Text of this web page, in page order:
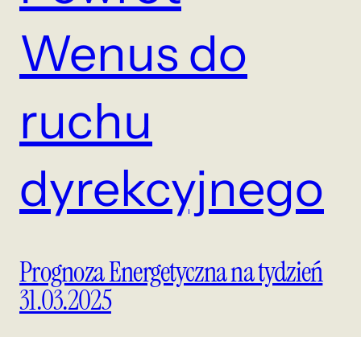
Wenus do
ruchu
dyrekcyjnego
Prognoza Energetyczna na tydzień
31.03.2025